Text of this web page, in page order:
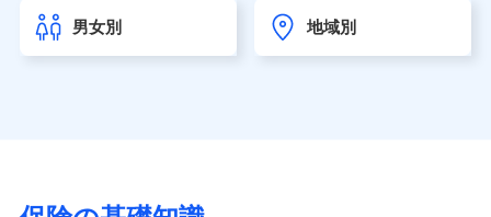
東京海上日動あんしん生命保険株式会社
（https://www.tmn-anshin.co.jp/）
マニュライフ生命保険株式会社
男女別 地域別